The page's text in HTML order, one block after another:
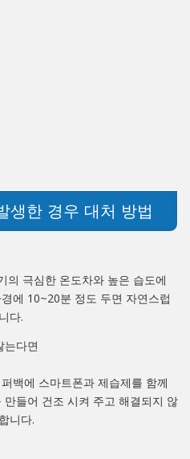
생한 경우 대처 방법
의 극심한 온도차와 높은 습도에
에 10~20분 정도 두면 자연스럽
다.
는다면
백에 스마트폰과 제습제를 함께
들어 건조 시켜 주고 해결되지 않
니다.